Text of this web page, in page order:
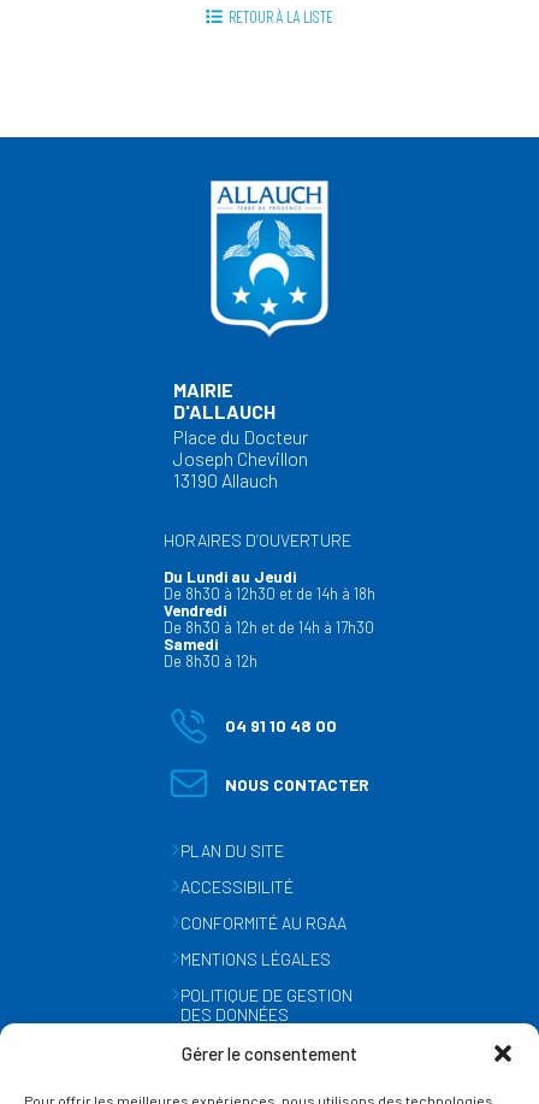
Gérer le consentement
Pour offrir les meilleures expériences, nous utilisons des technologies
RETOUR À LA LISTE
MAIRIE
D'ALLAUCH
Place du Docteur
Joseph Chevillon
13190 Allauch
HORAIRES D’OUVERTURE
Du Lundi au Jeudi
De 8h30 à 12h30 et de 14h à 18h
Vendredi
De 8h30 à 12h et de 14h à 17h30
Samedi
De 8h30 à 12h
04 91 10 48 00
NOUS CONTACTER
PLAN DU SITE
ACCESSIBILITÉ
CONFORMITÉ AU RGAA
MENTIONS LÉGALES
POLITIQUE DE GESTION
DES DONNÉES